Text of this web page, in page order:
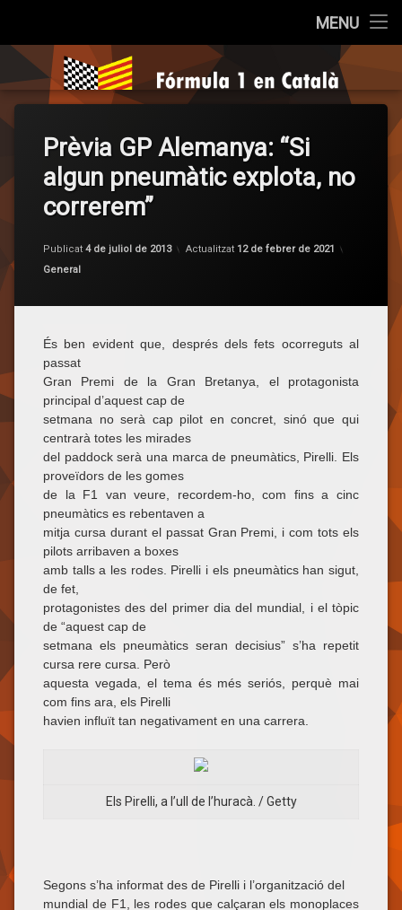
MENU
Qui som?
Cròniques
La Pregunta
Opinió
Sèries
Salta
contingut
Fórmula 1
Prèvia GP Alemanya: “Si
algun pneumàtic explota, no
correrem”
Publicat 4 de juliol de 2013 Actualitzat 12 de febrer de 2021
F1 en
Categories:
General
És ben evident que, després dels fets ocorreguts al
passat
Gran Premi de la Gran Bretanya, el protagonista
principal d’aquest cap de
setmana no serà cap pilot en concret, sinó que qui
centrarà totes les mirades
del paddock serà una marca de pneumàtics, Pirelli. Els
proveïdors de les gomes
de la F1 van veure, recordem-ho, com fins a cinc
pneumàtics es rebentaven a
mitja cursa durant el passat Gran Premi, i com tots els
pilots arribaven a boxes
amb talls a les rodes. Pirelli i els pneumàtics han sigut,
de fet,
protagonistes des del primer dia del mundial, i el tòpic
de “aquest cap de
setmana els pneumàtics seran decisius” s’ha repetit
cursa rere cursa. Però
aquesta vegada, el tema és més seriós, perquè mai
com fins ara, els Pirelli
havien influït tan negativament en una carrera.
Els Pirelli, a l’ull de l’huracà. / Getty
Segons s’ha informat des de Pirelli i l’organització del
mundial de F1, les rodes que calçaran els monoplaces